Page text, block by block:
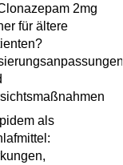
2mg
für ältere
als